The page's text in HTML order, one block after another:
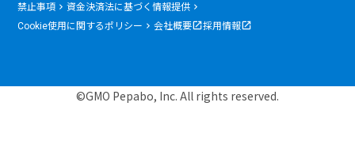
禁止事項
資金決済法に基づく情報提供
Cookie使用に関するポリシー
会社概要 採用情報
©GMO Pepabo, Inc. All rights reserved.